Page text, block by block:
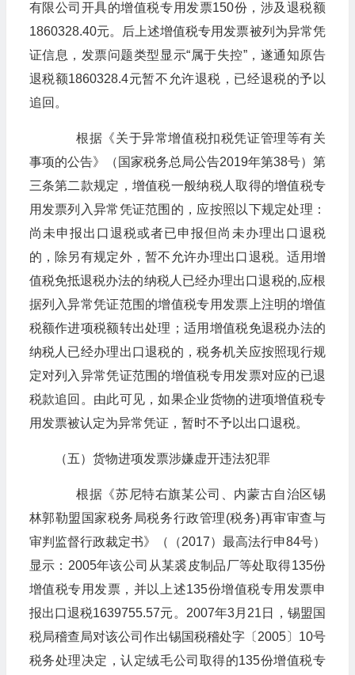
有限公司开具的增值税专用发票150份，涉及退税额
1860328.40元。后上述增值税专用发票被列为异常凭
证信息，发票问题类型显示“属于失控”，遂通知原告
退税额1860328.4元暂不允许退税，已经退税的予以
追回。
根据《关于异常增值税扣税凭证管理等有关
事项的公告》（国家税务总局公告2019年第38号）第
三条第二款规定，增值税一般纳税人取得的增值税专
用发票列入异常凭证范围的，应按照以下规定处理：
尚未申报出口退税或者已申报但尚未办理出口退税
的，除另有规定外，暂不允许办理出口退税。适用增
值税免抵退税办法的纳税人已经办理出口退税的,应根
据列入异常凭证范围的增值税专用发票上注明的增值
税额作进项税额转出处理；适用增值税免退税办法的
纳税人已经办理出口退税的，税务机关应按照现行规
定对列入异常凭证范围的增值税专用发票对应的已退
税款追回。由此可见，如果企业货物的进项增值税专
用发票被认定为异常凭证，暂时不予以出口退税。
（五）货物进项发票涉嫌虚开违法犯罪
根据《苏尼特右旗某公司、内蒙古自治区锡
林郭勒盟国家税务局税务行政管理(税务)再审审查与
审判监督行政裁定书》（（2017）最高法行申84号）
显示：2005年该公司从某裘皮制品厂等处取得135份
增值税专用发票，并以上述135份增值税专用发票申
报出口退税1639755.57元。2007年3月21日，锡盟国
税局稽查局对该公司作出锡国税稽处字〔2005〕10号
税务处理决定，认定绒毛公司取得的135份增值税专